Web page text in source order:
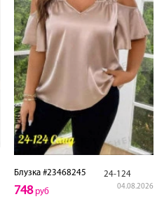
Блузка #23468245 24-124
04.08.2026
748руб